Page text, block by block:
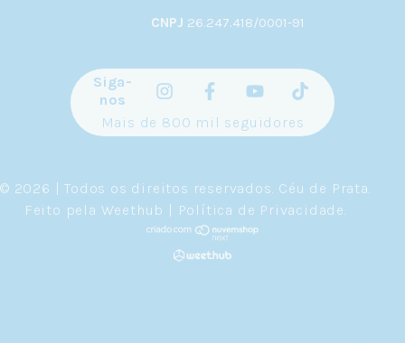
CNPJ 26.247.418/0001-91
Siga-
nos
Mais de 800 mil seguidores
© 2026 | Todos os direitos reservados. Céu de Prata
Feito pela Weethub | Política de Privacidade